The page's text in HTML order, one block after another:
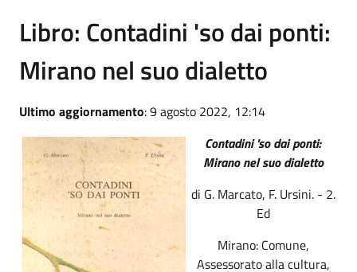
Libro: Contadini 'so dai ponti:
Mirano nel suo dialetto
Ultimo aggiornamento: 9 agosto 2022, 12:14
Contadini 'so dai ponti:
Mirano nel suo dialetto
di G. Marcato, F. Ursini. - 2.
Ed
Mirano: Comune,
Assessorato alla cultura,